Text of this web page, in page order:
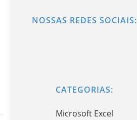
NOSSAS REDES SOCIAIS:
CATEGORIAS:
Microsoft Excel